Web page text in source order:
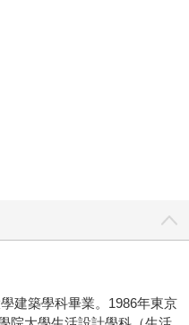
建築學科畢業。1986年東京